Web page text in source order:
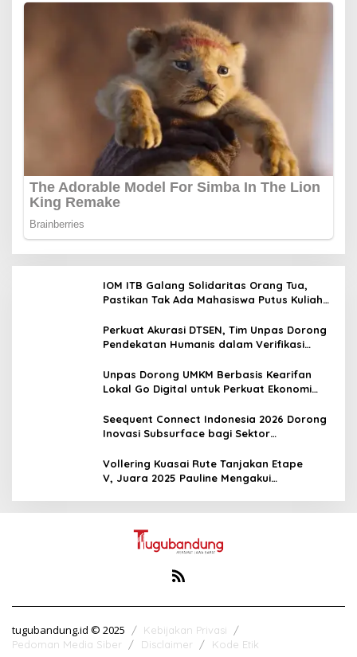
IOM ITB Galang Solidaritas Orang Tua,
Pastikan Tak Ada Mahasiswa Putus Kuliah
Perkuat Akurasi DTSEN, Tim Unpas Dorong
Pendekatan Humanis dalam Verifikasi
Unpas Dorong UMKM Berbasis Kearifan
Lokal Go Digital untuk Perkuat Ekonomi
Seequent Connect Indonesia 2026 Dorong
Inovasi Subsurface bagi Sektor
Vollering Kuasai Rute Tanjakan Etape
V, Juara 2025 Pauline Mengakui
tugubandung.id © 2025
Kebijakan Privasi
Pedoman Media Siber
Disclaimer Kode Etik